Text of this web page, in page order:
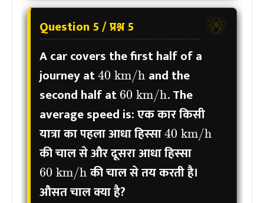
💡
Question 5 / प्रश्न 5
A car covers the first half of a
journey at
40km/h
and the
second half at
60km/h
. The
average speed is:एक कार किसी
यात्रा का पहला आधा हिस्सा
40km/h
की चाल से और दूसरा आधा हिस्सा
60km/h
की चाल से तय करती है।
औसत चाल क्या है?